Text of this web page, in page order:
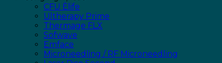
CFU Èlife
Ultherapy Prime
Thermage FLX
Sofwave
Emface
Microneedling / RF Microneedling